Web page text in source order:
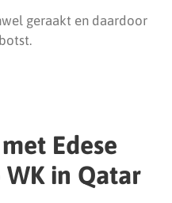
geraakt en daardoor
Edese
in Qatar